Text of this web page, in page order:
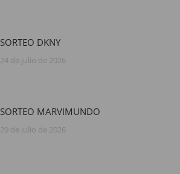
SORTEO DKNY
24 de julio de 2026
SORTEO MARVIMUNDO
20 de julio de 2026